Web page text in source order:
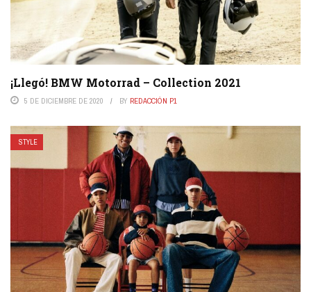
¡Llegó! BMW Motorrad – Collection 2021
5 DE DICIEMBRE DE 2020 BY REDACCIÓN P1
STYLE